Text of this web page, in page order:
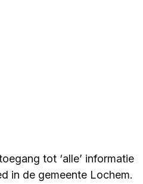
tot ‘alle’ informatie
in de gemeente Lochem.